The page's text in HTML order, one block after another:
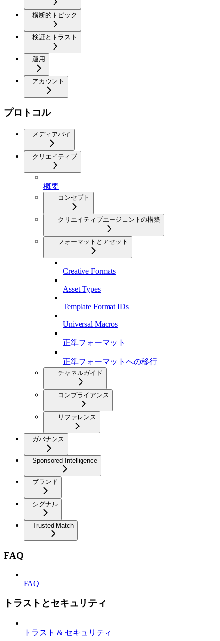
横断的トピック
検証とトラスト
運用
アカウント
プロトコル
メディアバイ
クリエイティブ
概要
コンセプト
クリエイティブエージェントの構築
フォーマットとアセット
Creative Formats
Asset Types
Template Format IDs
Universal Macros
正準フォーマット
正準フォーマットへの移行
チャネルガイド
コンプライアンス
リファレンス
ガバナンス
Sponsored Intelligence
ブランド
シグナル
Trusted Match
FAQ
FAQ
トラストとセキュリティ
トラスト & セキュリティ